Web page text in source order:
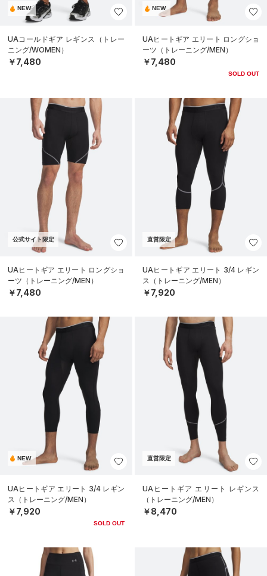
NEW
UAコールドギア レギンス（トレー
ニング/WOMEN）
￥7,480
NEW
UAヒートギア エリート ロングショ
ーツ（トレーニング/MEN）
￥7,480
SOLD OUT
公式サイト限定
UAヒートギア エリート ロングショ
ーツ（トレーニング/MEN）
￥7,480
直営限定
UAヒートギア エリート 3/4 レギン
ス（トレーニング/MEN）
￥7,920
NEW
UAヒートギア エリート 3/4 レギン
ス（トレーニング/MEN）
￥7,920
SOLD OUT
直営限定
UAヒートギア エリート レギンス
（トレーニング/MEN）
￥8,470